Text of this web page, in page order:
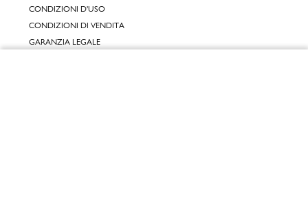
CONDIZIONI D'USO
CONDIZIONI DI VENDITA
GARANZIA LEGALE